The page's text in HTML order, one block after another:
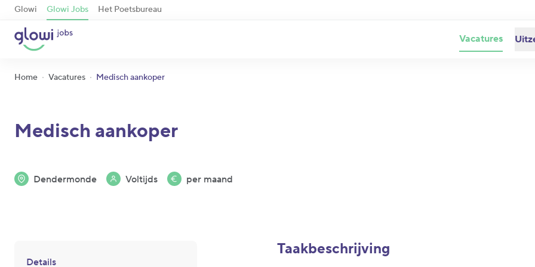
Glowi Glowi Jobs Het Poetsbureau
Vacatures
Home Vacatures Medisch aankoper
Medisch aankoper
Dendermonde Voltijds per maand
Details
Taakbeschrijving